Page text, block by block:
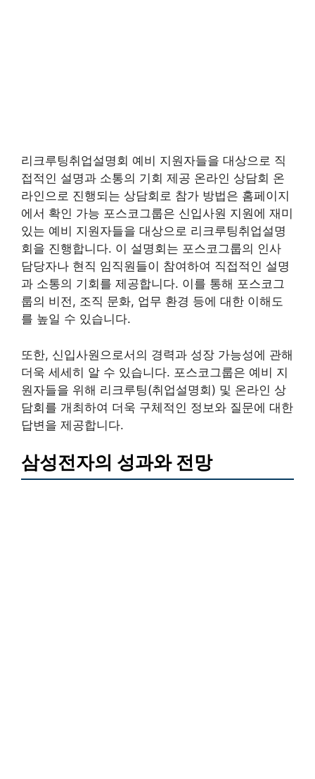
리크루팅취업설명회 예비 지원자들을 대상으로 직
접적인 설명과 소통의 기회 제공 온라인 상담회 온
라인으로 진행되는 상담회로 참가 방법은 홈페이지
에서 확인 가능 포스코그룹은 신입사원 지원에 재미
있는 예비 지원자들을 대상으로 리크루팅취업설명
회을 진행합니다. 이 설명회는 포스코그룹의 인사
담당자나 현직 임직원들이 참여하여 직접적인 설명
과 소통의 기회를 제공합니다. 이를 통해 포스코그
룹의 비전, 조직 문화, 업무 환경 등에 대한 이해도
를 높일 수 있습니다.
또한, 신입사원으로서의 경력과 성장 가능성에 관해
더욱 세세히 알 수 있습니다. 포스코그룹은 예비 지
원자들을 위해 리크루팅(취업설명회) 및 온라인 상
담회를 개최하여 더욱 구체적인 정보와 질문에 대한
답변을 제공합니다.
삼성전자의 성과와 전망